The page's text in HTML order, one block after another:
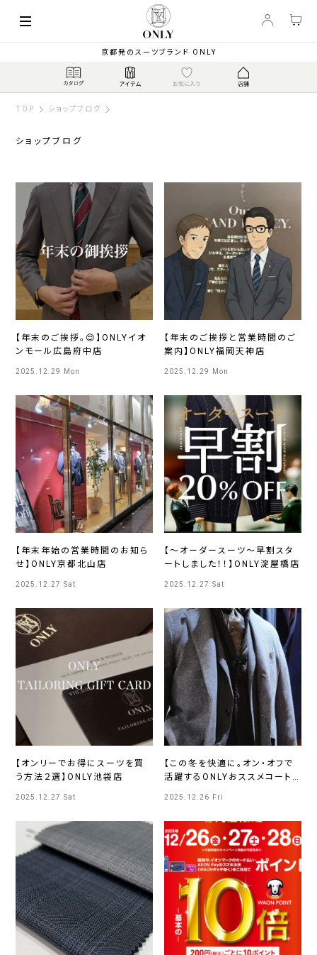
京都発のスーツブランド ONLY
TOP ショップブログ
ショップブログ
【年末のご挨拶。😌】ONLYイオ
ンモール広島府中店
2025.12.29 Mon
【年末のご挨拶と営業時間のご
案内】ONLY福岡天神店
2025.12.29 Mon
【年末年始の営業時間のお知ら
せ】ONLY京都北山店
2025.12.27 Sat
【～オーダースーツ～早割スタ
ートしました！！】ONLY淀屋橋店
2025.12.27 Sat
【オンリーでお得にスーツを買
う方法２選】ONLY池袋店
2025.12.27 Sat
【この冬を快適に。オン・オフで
活躍するONLYおススメコート
2025.12.26 Fri